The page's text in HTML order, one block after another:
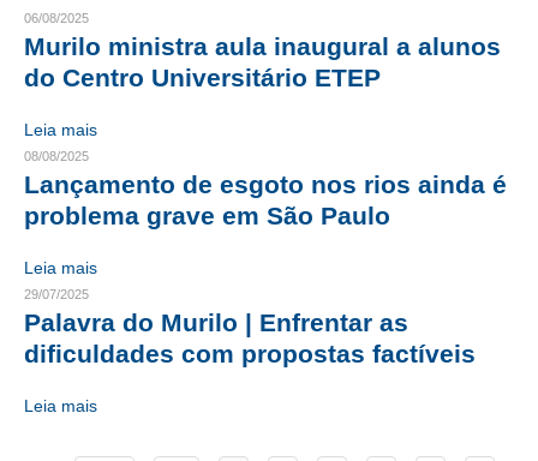
CONTATO
SEESP EDUCAÇÃO
BENEFÍCIOS
APOSENTADORIA
06/08/2025
Murilo ministra aula inaugural a alunos
do Centro Universitário ETEP
Leia mais
08/08/2025
Lançamento de esgoto nos rios ainda é
problema grave em São Paulo
Leia mais
29/07/2025
Palavra do Murilo | Enfrentar as
dificuldades com propostas factíveis
Leia mais